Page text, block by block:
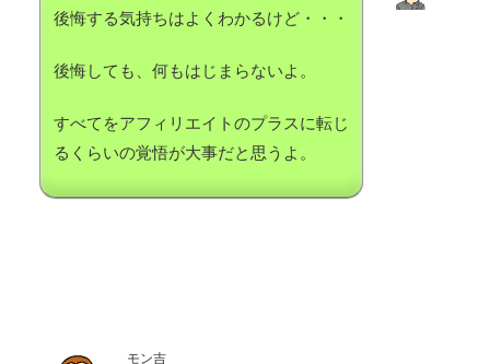
後悔する気持ちはよくわかるけど・・・
後悔しても、何もはじまらないよ。
すべてをアフィリエイトのプラスに転じ
るくらいの覚悟が大事だと思うよ。
モン吉